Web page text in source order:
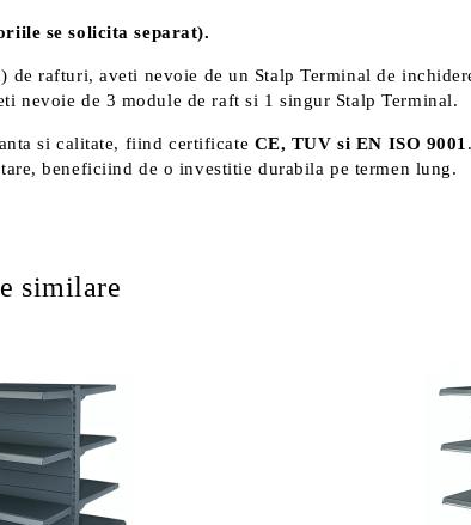
se solicita separat).
rafturi, aveti nevoie de un Stalp Terminal de
nevoie de 3 module de raft si 1 singur Stalp Terminal.
si calitate, fiind certificate CE, TUV si EN ISO 9001
beneficiind de o investitie durabila pe termen lung.
similare